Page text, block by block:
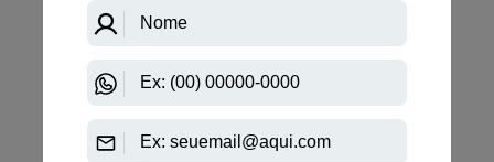
-R$ 44,60
Britney Spears